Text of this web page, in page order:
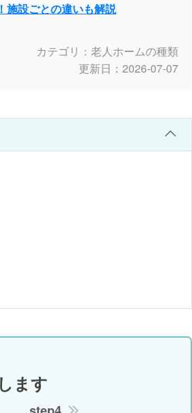
施設ごとの違いも解説
カテゴリ：老人ホームの種類
更新日：2026-07-07
ます